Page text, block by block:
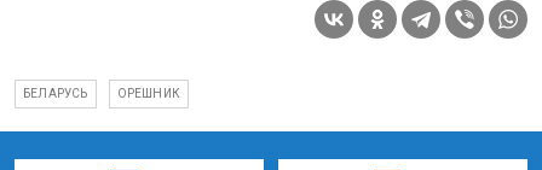
БЕЛАРУСЬ ОРЕШНИК